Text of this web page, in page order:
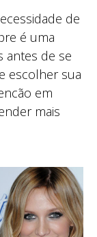
de
é uma
antes de se
escolher sua
em
mais